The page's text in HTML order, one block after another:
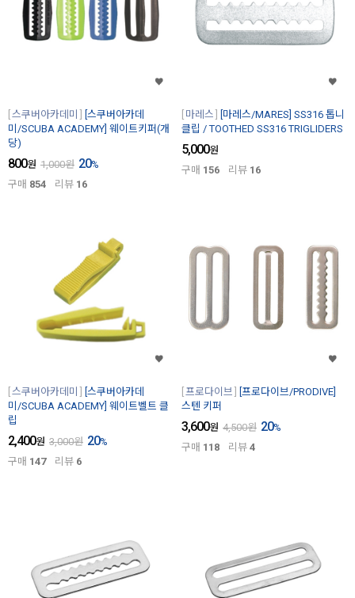
스쿠버아카데미
[스쿠버아카데
미/SCUBA ACADEMY] 웨이트키퍼(개
당)
800원 1,000원 20%
구매 854 리뷰 16
마레스
[마레스/MARES] SS316 톱니
클립 / TOOTHED SS316 TRIGLIDERS
5,000원
구매 156 리뷰 16
스쿠버아카데미
[스쿠버아카데
미/SCUBA ACADEMY] 웨이트벨트 클
립
2,400원 3,000원 20%
구매 147 리뷰 6
프로다이브
[프로다이브/PRODIVE]
스텐 키퍼
3,600원 4,500원 20%
구매 118 리뷰 4